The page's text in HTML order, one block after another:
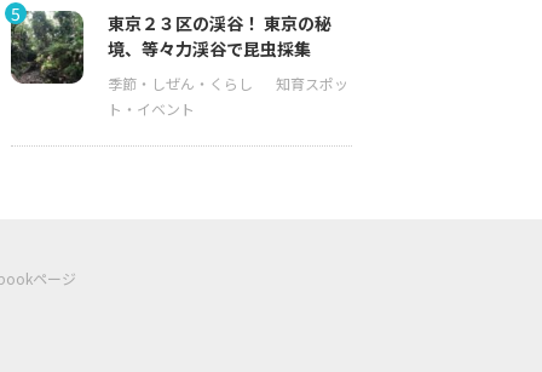
5
東京２３区の渓谷！ 東京の秘
境、等々力渓谷で昆虫採集
ページ